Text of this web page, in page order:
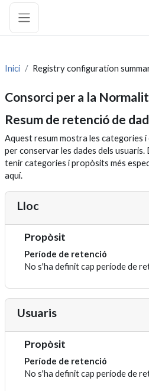
Anar al contingut principal
Pannell lateral
Inici Registry configuration
Consorci per a la
Resum de retenció de
Aquest resum mostra les categories
per conservar les dades dels
tenir categories i propòsits més
aquí.
Lloc
Propòsit
Període de retenció
No s'ha definit cap període de
Usuaris
Propòsit
Període de retenció
No s'ha definit cap període de